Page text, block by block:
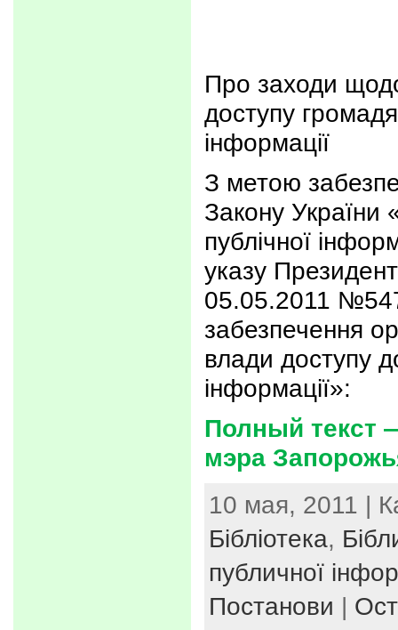
Про заходи
доступу
інформації
З метою
Закону України
публічної
указу
05.05.2011
забезпечення
влади доступу
інформації»:
Полный текст
мэра
10 мая, 2011 |
Бібліотека,
публичної
Постанови |